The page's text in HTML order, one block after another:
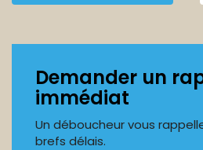
Demander un
immédiat
Un déboucheur vous
brefs délais.